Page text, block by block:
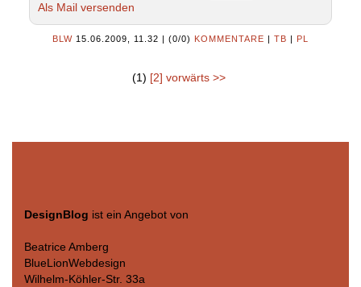
Als Mail versenden
BLW 15.06.2009, 11.32 | (0/0) KOMMENTARE | TB | PL
(1) [2] vorwärts >>
DesignBlog ist ein Angebot von
Beatrice Amberg
BlueLionWebdesign
Wilhelm-Köhler-Str. 33a